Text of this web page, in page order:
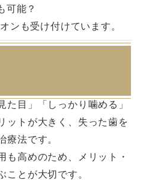
可能？
ンも受け付けています。
た目」「しっかり噛める」
ットが大きく、失った歯を
療法です。
も高めのため、メリット・
ことが大切です。